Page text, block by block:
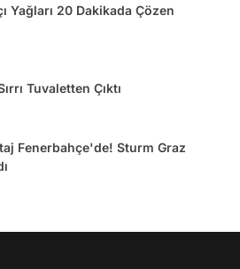
Yağları 20 Dakikada Çözen
Tuvaletten Çıktı
Fenerbahçe'de! Sturm Graz